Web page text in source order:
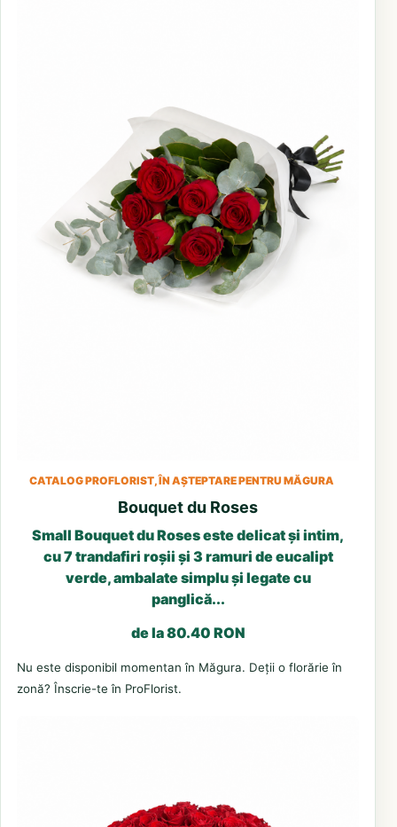
CATALOG PROFLORIST, ÎN AȘTEPTARE PENTRU MĂGURA
Bouquet du Roses
Small Bouquet du Roses este delicat și intim,
cu 7 trandafiri roșii și 3 ramuri de eucalipt
verde, ambalate simplu și legate cu
panglică...
de la 80.40 RON
Nu este disponibil momentan în Măgura. Deții o florărie în
zonă? Înscrie-te în ProFlorist.